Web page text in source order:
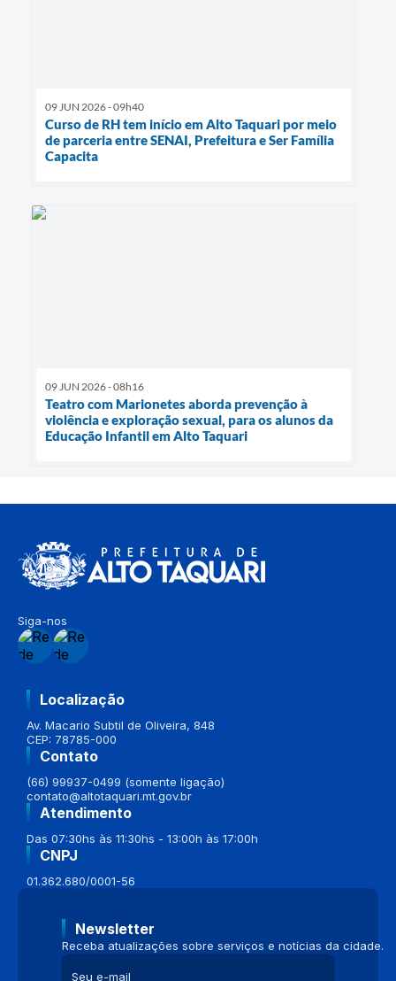
09 JUN 2026 - 09h40
Curso de RH tem início em Alto Taquari por meio
de parceria entre SENAI, Prefeitura e Ser Família
Capacita
09 JUN 2026 - 08h16
Teatro com Marionetes aborda prevenção à
violência e exploração sexual, para os alunos da
Educação Infantil em Alto Taquari
Siga-nos
Localização
Av. Macario Subtil de Oliveira, 848
CEP: 78785-000
Contato
(66) 99937-0499 (somente ligação)
contato@altotaquari.mt.gov.br
Atendimento
Das 07:30hs às 11:30hs - 13:00h às 17:00h
CNPJ
01.362.680/0001-56
Newsletter
Receba atualizações sobre serviços e notícias da cidade.